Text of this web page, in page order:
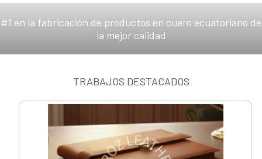
#1 en la fabricación de productos en cuero ecuatoriano de
la mejor calidad
TRABAJOS DESTACADOS